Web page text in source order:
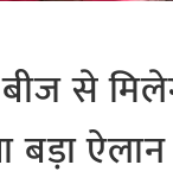
से
बड़ा ऐलान